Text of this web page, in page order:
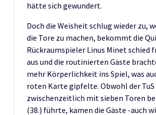
hätte sich gewundert.
Doch die Weisheit schlug wieder zu,
die Tore zu machen, bekommt die
Rückraumspieler Linus Minet schied
aus und die routinierten Gäste
mehr Körperlichkeit ins Spiel, was
roten Karte gipfelte. Obwohl der TuS
zwischenzeitlich mit sieben Toren
(38.) führte, kamen die Gäste -auch